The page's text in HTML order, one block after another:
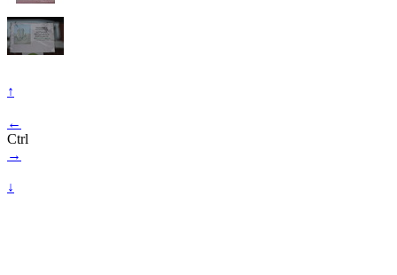
↑
←
Ctrl
→
↓